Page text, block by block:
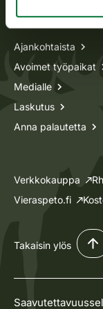
Tietoa
Ajankohtaista
Avoimet työpaikat
Medialle
Laskutus
Anna palautetta
Verkkokauppa
Vieraspeto.fi
Takaisin ylös